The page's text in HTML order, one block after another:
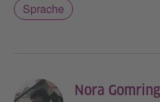
Sprache
Nora